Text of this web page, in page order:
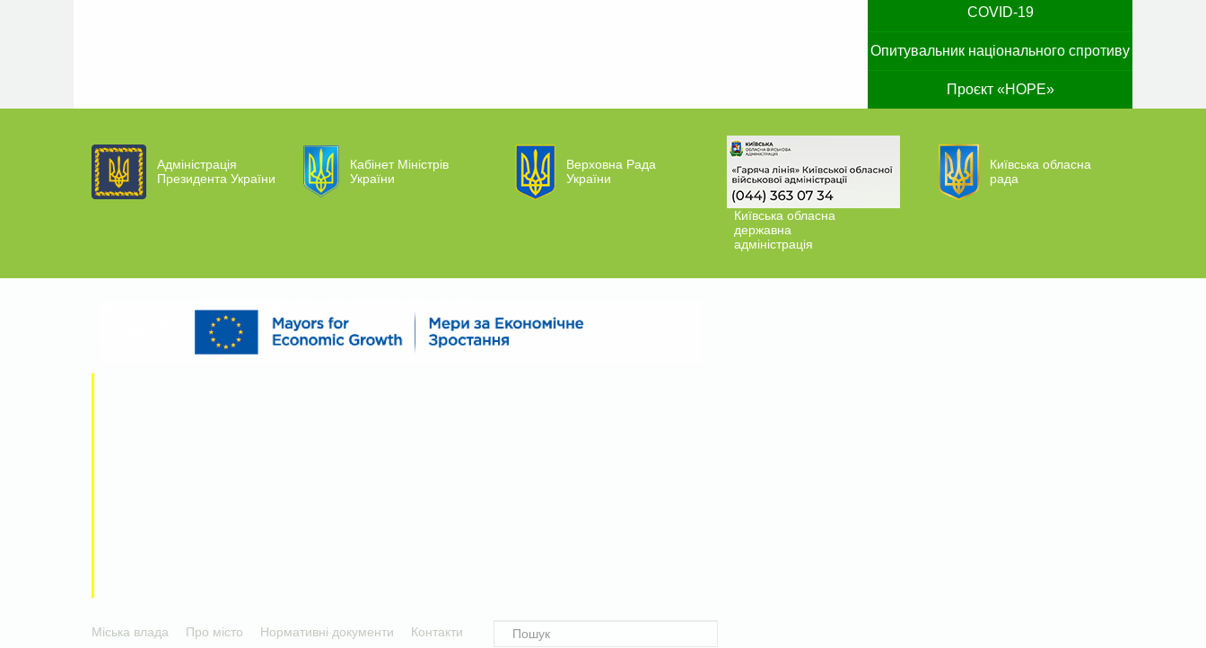
COVID-19
Опитувальник національного спротиву
Проєкт «HOPE»
Адміністрація
Президента України
Кабінет Міністрів
України
Верховна Рада
України
Київська обласна
державна
адміністрація
Київська обласна
рада
Міська влада Про місто Нормативні документи Контакти